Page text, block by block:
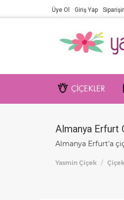
Üye Ol Giriş Yap
ÇİÇEKLER
Almanya Erfurt
Almanya Erfurt'a
Yasmin Çiçek